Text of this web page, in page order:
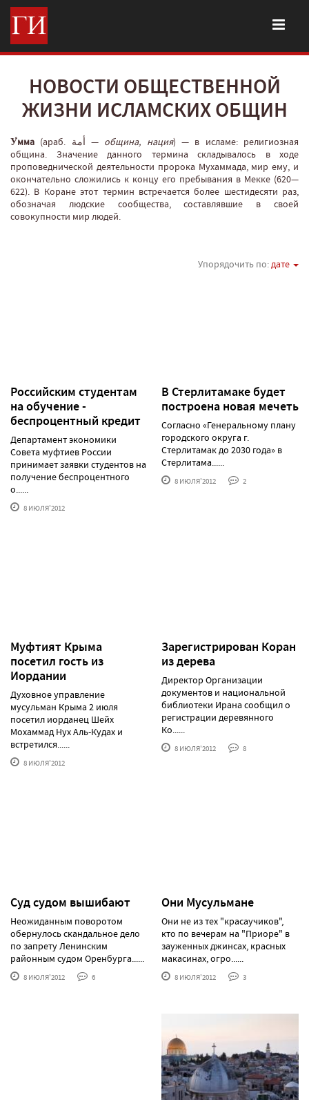
НОВОСТИ ОБЩЕСТВЕННОЙ
ЖИЗНИ ИСЛАМСКИХ ОБЩИН
У́мма (араб. أمة‎‎ — община, нация‎) — в исламе: религиозная
община. Значение данного термина складывалось в ходе
проповеднической деятельности пророка Мухаммада, мир ему, и
окончательно сложились к концу его пребывания в Мекке (620—
622). В Коране этот термин встречается более шестидесяти раз,
обозначая людские сообщества, составлявшие в своей
совокупности мир людей.
Упорядочить по:дате
Российским студентам
на обучение -
беспроцентный кредит
Департамент экономики
Совета муфтиев России
принимает заявки студентов на
получение беспроцентного
о......
8 ИЮЛЯ'2012
В Стерлитамаке будет
построена новая мечеть
Согласно «Генеральному плану
городского округа г.
Стерлитамак до 2030 года» в
Стерлитама......
8 ИЮЛЯ'2012 2
Муфтият Крыма
посетил гость из
Иордании
Духовное управление
мусульман Крыма 2 июля
посетил иорданец Шейх
Мохаммад Нух Аль-Кудах и
встретился......
8 ИЮЛЯ'2012
Зарегистрирован Коран
из дерева
Директор Организации
документов и национальной
библиотеки Ирана сообщил о
регистрации деревянного
Ко......
8 ИЮЛЯ'2012 8
Суд судом вышибают
Неожиданным поворотом
обернулось скандальное дело
по запрету Ленинским
районным судом Оренбурга......
8 ИЮЛЯ'2012 6
Они Мусульмане
Они не из тех "красаучиков",
кто по вечерам на "Приоре" в
зауженных джинсах, красных
макасинах, огро......
8 ИЮЛЯ'2012 3